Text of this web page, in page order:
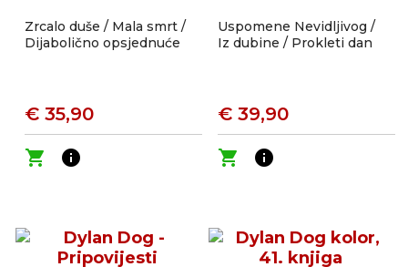
Zrcalo duše / Mala smrt /
Dijabolično opsjednuće
€ 35,90
shopping_cart
info
Uspomene Nevidljivog /
Iz dubine / Prokleti dan
€ 39,90
shopping_cart
info